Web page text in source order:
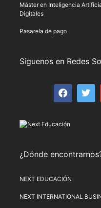
Máster en Inteligencia
Digitales
Pasarela de pago
Síguenos en Redes
¿Dónde
NEXT EDUCACIÓN
NEXT INTERNATIONAL